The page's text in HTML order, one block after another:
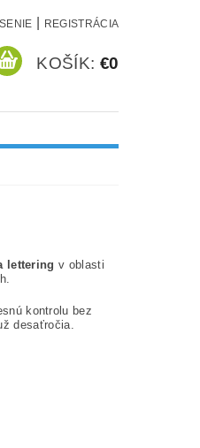
REGISTRÁCIA
KOŠÍK: €0
lettering v oblasti
kontrolu bez
desaťročia.